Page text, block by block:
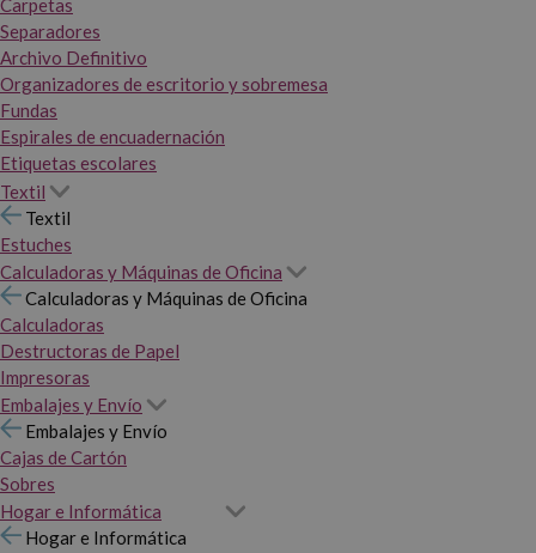
Carpetas
Separadores
Archivo Definitivo
Organizadores de escritorio y sobremesa
Fundas
Espirales de encuadernación
Etiquetas escolares
Textil
Textil
Estuches
Calculadoras y Máquinas de Oficina
Calculadoras y Máquinas de Oficina
Calculadoras
Destructoras de Papel
Impresoras
Embalajes y Envío
Embalajes y Envío
Cajas de Cartón
Sobres
Hogar e Informática
Hogar e Informática